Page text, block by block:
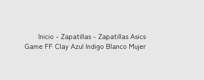
Inicio - Zapatillas - Zapatillas Asics
Game FF Clay Azul Indigo Blanco Mujer